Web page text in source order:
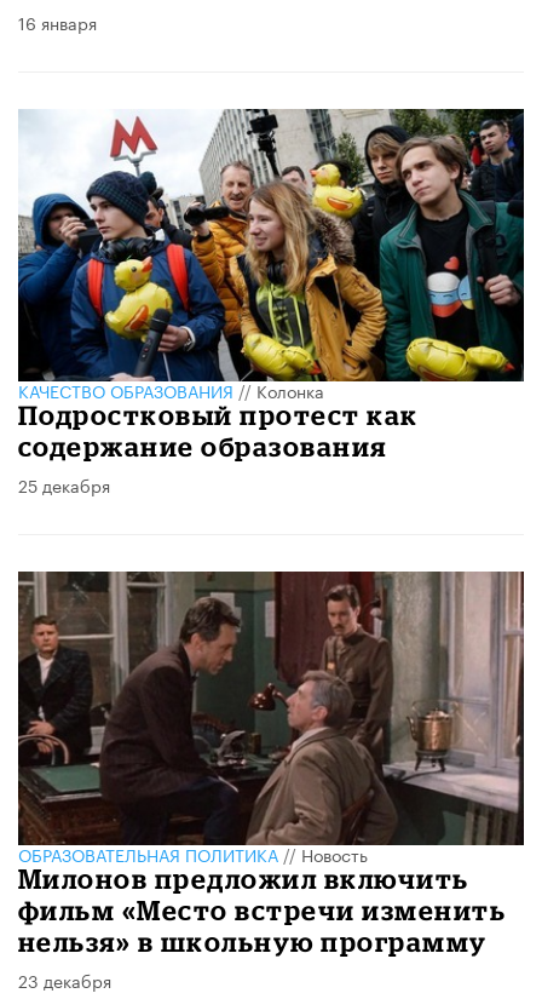
16 января
КАЧЕСТВО ОБРАЗОВАНИЯ//Колонка
Подростковый протест как
содержание образования
25 декабря
ОБРАЗОВАТЕЛЬНАЯ ПОЛИТИКА//Новость
Милонов предложил включить
фильм «Место встречи изменить
нельзя» в школьную программу
23 декабря